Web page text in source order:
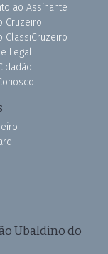
ao Assinante
Cruzeiro
ClassiCruzeiro
Legal
Ubaldino do